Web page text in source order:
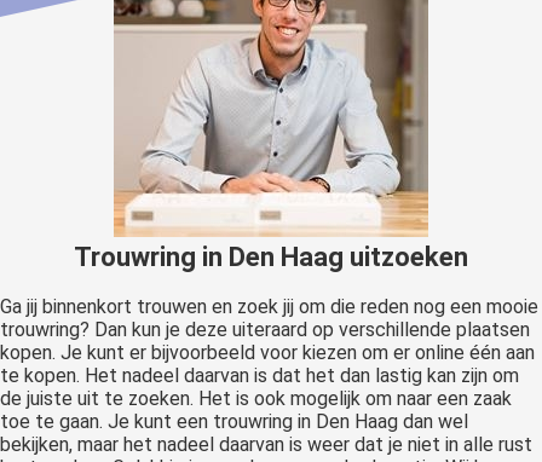
Trouwring in Den Haag uitzoeken
Ga jij binnenkort trouwen en zoek jij om die reden nog een mooie
trouwring? Dan kun je deze uiteraard op verschillende plaatsen
kopen. Je kunt er bijvoorbeeld voor kiezen om er online één aan
te kopen. Het nadeel daarvan is dat het dan lastig kan zijn om
de juiste uit te zoeken. Het is ook mogelijk om naar een zaak
toe te gaan. Je kunt een trouwring in Den Haag dan wel
bekijken, maar het nadeel daarvan is weer dat je niet in alle rust